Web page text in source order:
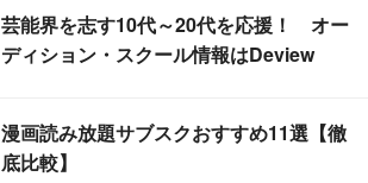
芸能界を志す10代～20代を応援！ オー
ディション・スクール情報はDeview
漫画読み放題サブスクおすすめ11選【徹
底比較】